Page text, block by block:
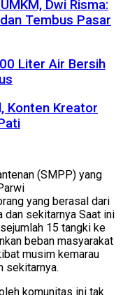
Dwi Risma:
Tembus Pasar
Liter Air Bersih
Konten Kreator
(SMPP) yang
yang berasal dari
dan sekitarnya Saat ini
15 tangki ke
beban masyarakat
musim kemarau
sekitarnya.
komunitas ini tak